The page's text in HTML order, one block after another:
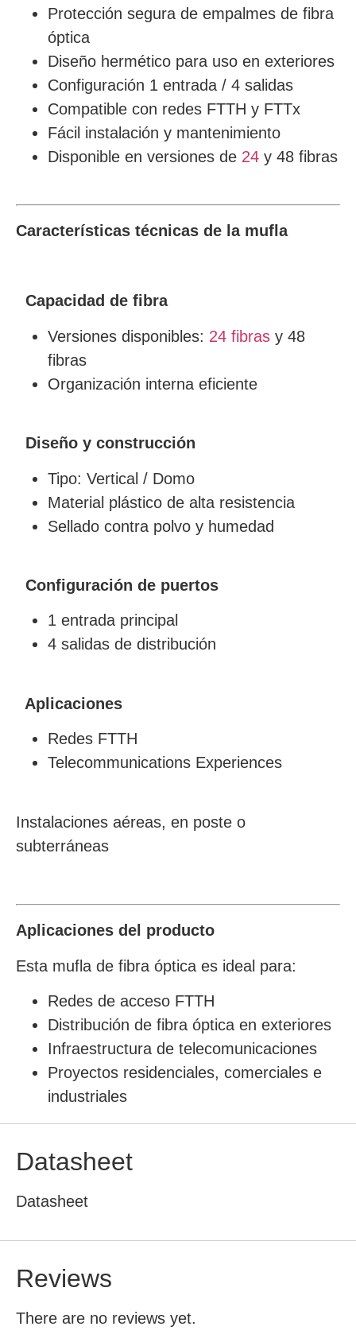
Protección segura de empalmes de fibra
óptica
Diseño hermético para uso en exteriores
Configuración 1 entrada / 4 salidas
Compatible con redes FTTH y FTTx
Fácil instalación y mantenimiento
Disponible en versiones de 24 y 48 fibras
Características técnicas de la mufla
Capacidad de fibra
Versiones disponibles: 24 fibras y 48
fibras
Organización interna eficiente
Diseño y construcción
Tipo: Vertical / Domo
Material plástico de alta resistencia
Sellado contra polvo y humedad
Configuración de puertos
1 entrada principal
4 salidas de distribución
Aplicaciones
Redes FTTH
Telecommunications Experiences
Instalaciones aéreas, en poste o
subterráneas
Aplicaciones del producto
Esta mufla de fibra óptica es ideal para:
Redes de acceso FTTH
Distribución de fibra óptica en exteriores
Infraestructura de telecomunicaciones
Proyectos residenciales, comerciales e
industriales
Datasheet
Datasheet
Reviews
There are no reviews yet.